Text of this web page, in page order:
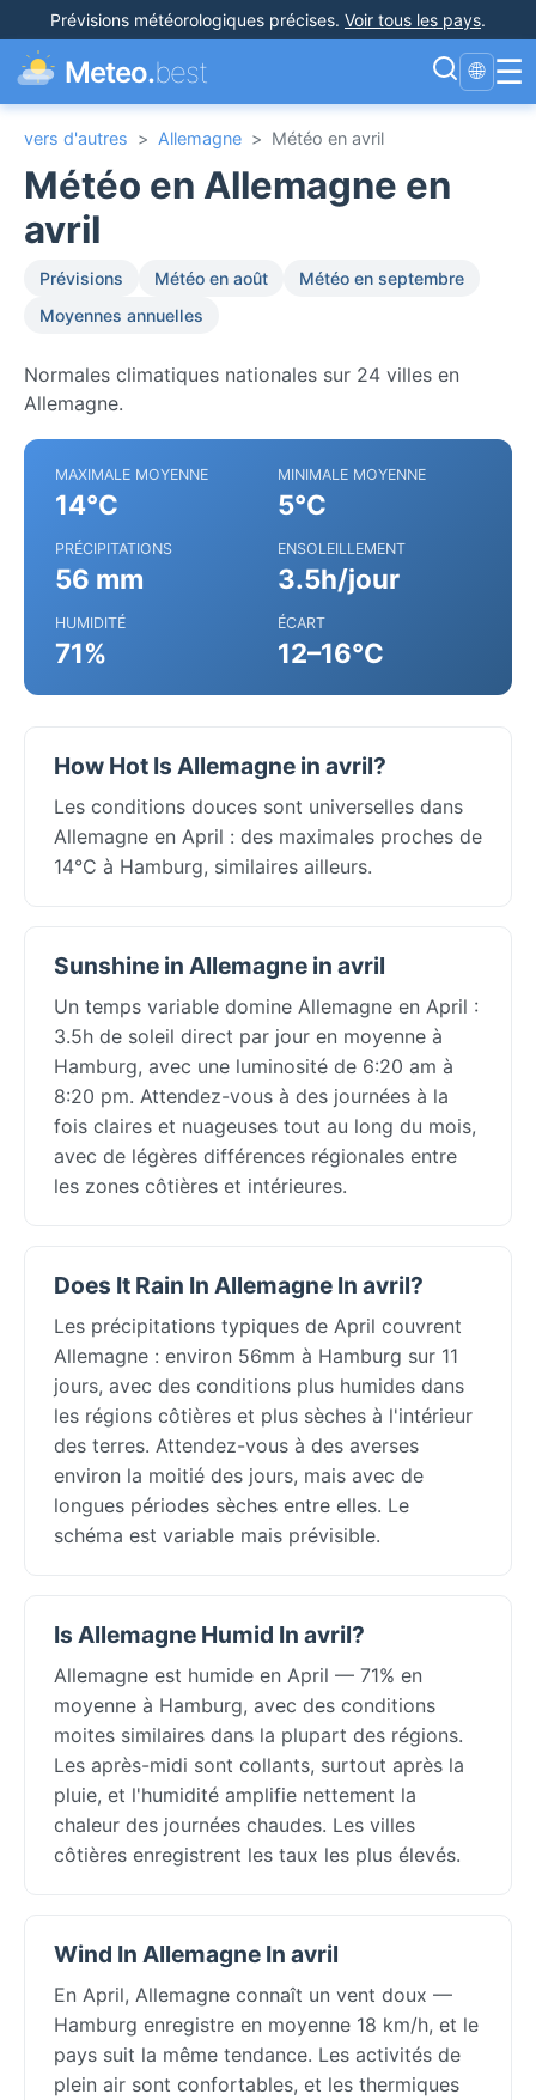
Prévisions météorologiques précises. Voir tous les pays.
Meteo.best 🌐 ☰
vers d'autres > Allemagne > Météo en avril
Météo en Allemagne en
avril
Prévisions Météo en août
Météo en septembre
Moyennes annuelles
Normales climatiques nationales sur 24 villes en
Allemagne.
MAXIMALE MOYENNE
14°C
MINIMALE MOYENNE
5°C
PRÉCIPITATIONS
56 mm
ENSOLEILLEMENT
3.5h/jour
HUMIDITÉ
71%
ÉCART
12–16°C
How Hot Is Allemagne in avril?
Les conditions douces sont universelles dans
Allemagne en April : des maximales proches de
14°C à Hamburg, similaires ailleurs.
Sunshine in Allemagne in avril
Un temps variable domine Allemagne en April :
3.5h de soleil direct par jour en moyenne à
Hamburg, avec une luminosité de 6:20 am à
8:20 pm. Attendez-vous à des journées à la
fois claires et nuageuses tout au long du mois,
avec de légères différences régionales entre
les zones côtières et intérieures.
Does It Rain In Allemagne In avril?
Les précipitations typiques de April couvrent
Allemagne : environ 56mm à Hamburg sur 11
jours, avec des conditions plus humides dans
les régions côtières et plus sèches à l'intérieur
des terres. Attendez-vous à des averses
environ la moitié des jours, mais avec de
longues périodes sèches entre elles. Le
schéma est variable mais prévisible.
Is Allemagne Humid In avril?
Allemagne est humide en April — 71% en
moyenne à Hamburg, avec des conditions
moites similaires dans la plupart des régions.
Les après-midi sont collants, surtout après la
pluie, et l'humidité amplifie nettement la
chaleur des journées chaudes. Les villes
côtières enregistrent les taux les plus élevés.
Wind In Allemagne In avril
En April, Allemagne connaît un vent doux —
Hamburg enregistre en moyenne 18 km/h, et le
pays suit la même tendance. Les activités de
plein air sont confortables, et les thermiques